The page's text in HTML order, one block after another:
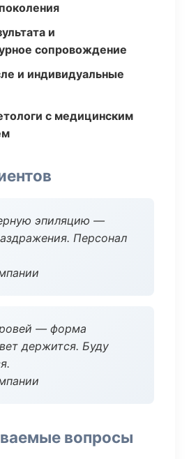
и
сопровождение
и индивидуальные
с медицинским
эпиляцию —
Персонал
— форма
держится. Буду
вопросы